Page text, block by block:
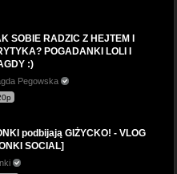
SOBIE RADZIC Z HEJTEM I
POGADANKI LOLI I
:)
Pegowska
podbijają GIŻYCKO! - VLOG
SOCIAL]